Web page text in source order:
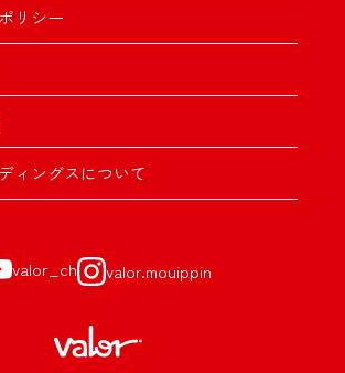
リシー
ィングスについて
valor_ch valor.mouippin